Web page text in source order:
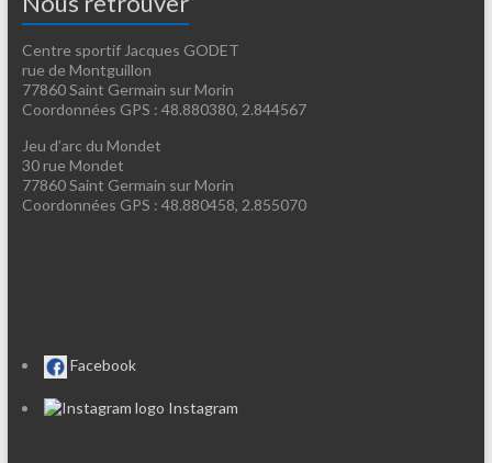
Centre sportif Jacques GODET
rue de Montguillon
77860 Saint Germain sur Morin
Coordonnées GPS : 48.880380, 2.844567
Jeu d’arc du Mondet
30 rue Mondet
77860 Saint Germain sur Morin
Coordonnées GPS : 48.880458, 2.855070
Facebook
Instagram